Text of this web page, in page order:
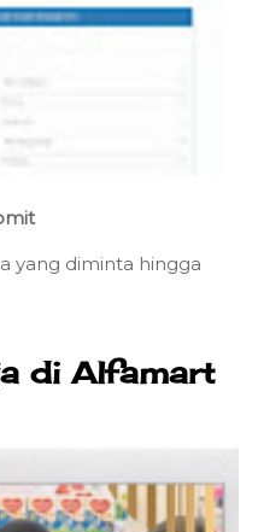
yang diminta hingga
di Alfamart